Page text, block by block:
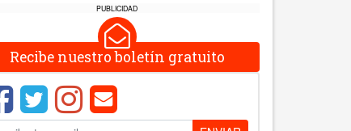
PUBLICIDAD
Recibe nuestro boletín gratuito